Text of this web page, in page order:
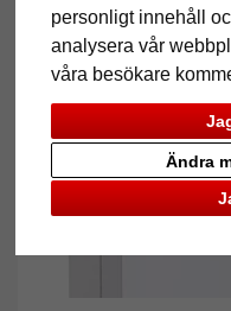
personligt innehåll
analysera vår
våra besökare
Ändra
Tillbaka